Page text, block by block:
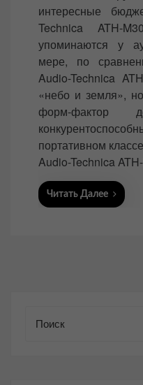
o
интересные
Technica ATH-
упоминаются у
мере, по
Audio-Technica
«небо и земля»,
форм-фактор
портативном
Audio-Technica
Читать Далее